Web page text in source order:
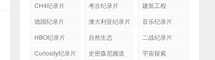
CH4纪录片
考古纪录片
建筑工程
德国纪录片
澳大利亚纪录片
音乐纪录片
HBO纪录片
自然生态
二战纪录片
Curiosity纪录片
史密森尼频道
宇宙探索